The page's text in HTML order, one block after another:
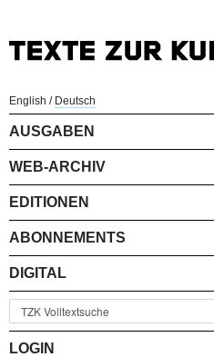
English / Deutsch
AUSGABEN
WEB-ARCHIV
EDITIONEN
ABONNEMENTS
DIGITAL
LOGIN